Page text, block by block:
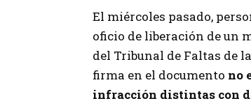
El miércoles pasado,
oficio de liberación de un
del Tribunal de Faltas de
firma en el documento no
infracción distintas con